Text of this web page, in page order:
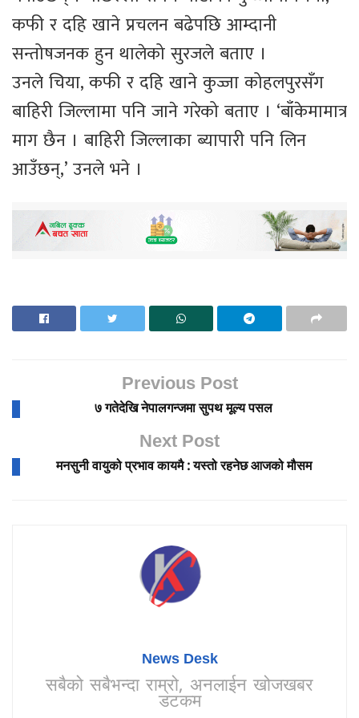
कफी र दहि खाने प्रचलन बढेपछि आम्दानी
सन्तोषजनक हुन थालेको सुरजले बताए ।
उनले चिया, कफी र दहि खाने कुज्जा कोहलपुरसँग
बाहिरी जिल्लामा पनि जाने गरेको बताए । ‘बाँकेमामात्र
माग छैन । बाहिरी जिल्लाका ब्यापारी पनि लिन
आउँछन्,’ उनले भने ।
Previous Post
७ गतेदेखि नेपालगन्जमा सुपथ मूल्य पसल
Next Post
मनसुनी वायुको प्रभाव कायमै : यस्तो रहनेछ आजको मौसम
News Desk
सबैको सबैभन्दा राम्रो, अनलाईन खोजखबर
डटकम